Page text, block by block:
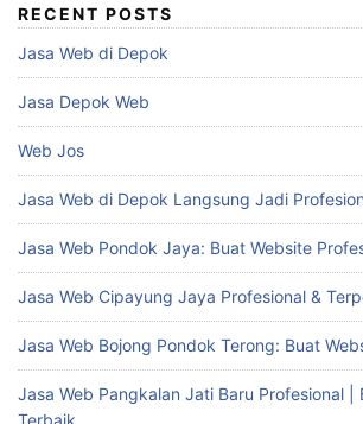
RECENT POSTS
Jasa Web di Depok
Jasa Depok Web
Web Jos
Jasa Web di Depok Langsung Jadi
Jasa Web Pondok Jaya: Buat Website
Jasa Web Cipayung Jaya Profesional &
Jasa Web Bojong Pondok Terong: Buat
Jasa Web Pangkalan Jati Baru Profesional |